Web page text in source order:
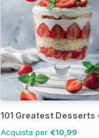
101 Greatest Desserts
Acquista per €10,99